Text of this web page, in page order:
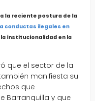
la reciente postura de la
conductas ilegales en
institucionalidad en la
que el sector de la
manifiesta su
que
Barranquilla y que